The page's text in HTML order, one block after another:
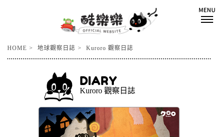
HOME 地球觀察日誌 Kuroro 觀察日誌
DIARY
Kuroro 觀察日誌